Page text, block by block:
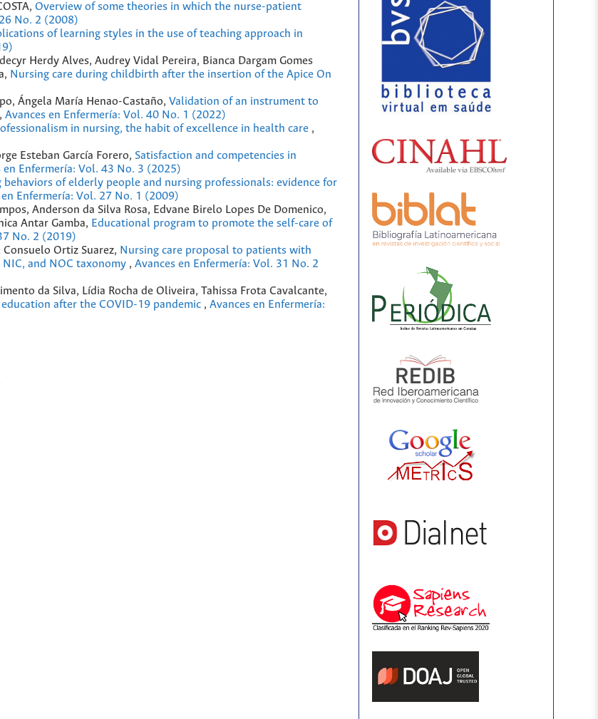
Overview of some theories in which the nurse-patient
No. 2 (2008)
of learning styles in the use of teaching approach in
Herdy Alves, Audrey Vidal Pereira, Bianca Dargam Gomes
Nursing care during childbirth after the insertion of the Apice On
Ángela María Henao-Castaño, Validation of an instrument to
, Avances en Enfermería: Vol. 40 No. 1 (2022)
in nursing, the habit of excellence in health care ,
Esteban García Forero, Satisfaction and competencies in
en Enfermería: Vol. 43 No. 3 (2025)
behaviors of elderly people and nursing professionals: evidence for
en Enfermería: Vol. 27 No. 1 (2009)
Anderson da Silva Rosa, Edvane Birelo Lopes De Domenico,
Antar Gamba, Educational program to promote the self-care of
No. 2 (2019)
Consuelo Ortiz Suarez, Nursing care proposal to patients with
and NOC taxonomy , Avances en Enfermería: Vol. 31 No. 2
da Silva, Lídia Rocha de Oliveira, Tahissa Frota Cavalcante,
after the COVID-19 pandemic , Avances en Enfermería: